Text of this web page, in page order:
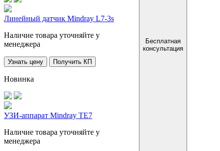
Линейный датчик Mindray L7-3s
Наличие товара уточняйте у
менеджера
Узнать цену Получить КП
Новинка
УЗИ-аппарат Mindray TE7
Наличие товара уточняйте у
менеджера
Бесплатная
консультация